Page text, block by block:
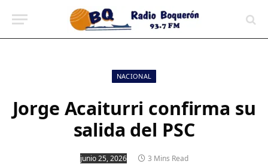
NACIONAL
Jorge Acaiturri confirma su
salida del PSC
junio 25, 2026 3 Mins Read